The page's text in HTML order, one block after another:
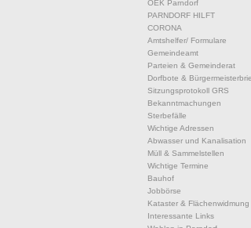
ÖEK Parndorf
PARNDORF HILFT
CORONA
Amtshelfer/ Formulare
Gemeindeamt
Parteien & Gemeinderat
Dorfbote &
Sitzungsprotokoll GRS
Bekanntmachungen
Sterbefälle
Wichtige Adressen
Abwasser und Kanalisation
Müll & Sammelstellen
Wichtige Termine
Bauhof
Jobbörse
Kataster & Flächenwidmung
Interessante Links